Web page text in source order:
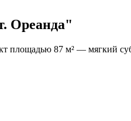
Ореанда"
площадью 87 м² — мягкий